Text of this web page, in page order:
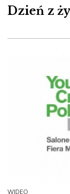
Dzień z
WIDEO